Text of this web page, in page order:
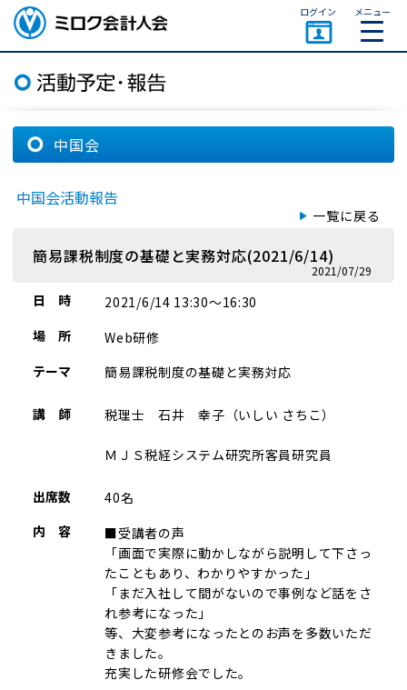
ミロク会計人会 MIROKU
ACCOUNTING PERSON
ASSOCIATION
ログイン メニュー
中国会
中国会活動報告
一覧に戻る
簡易課税制度の基礎と実務対応(2021/6/14)
2021/07/29
日 時
2021/6/14 13:30～16:30
場 所
Web研修
テーマ
簡易課税制度の基礎と実務対応
講 師 税理士 石井 幸子（いしい さちこ）
ＭＪＳ税経システム研究所客員研究員
出席数
40名
内 容
■受講者の声
「画面で実際に動かしながら説明して下さっ
たこともあり、わかりやすかった」
「まだ入社して間がないので事例など話をさ
れ参考になった」
等、大変参考になったとのお声を多数いただ
きました。
充実した研修会でした。